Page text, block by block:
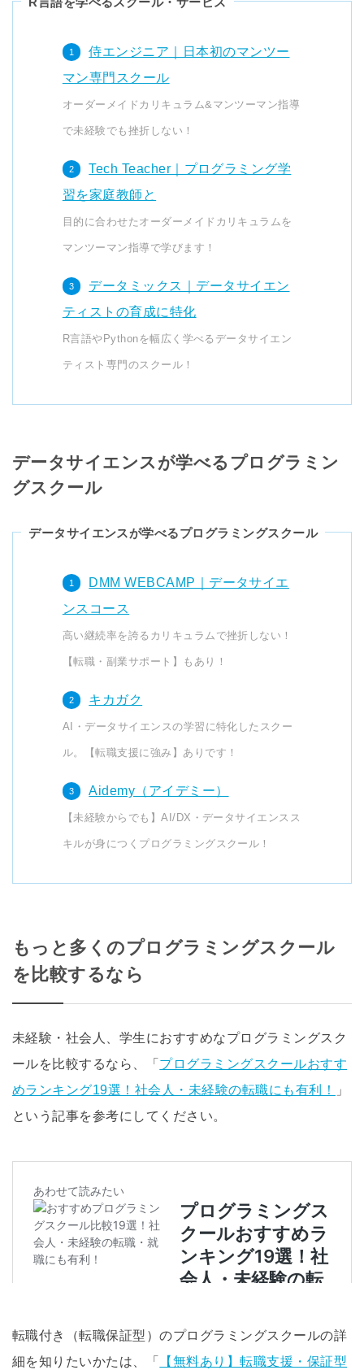
侍エンジニア｜日本初のマンツー
マン専門スクール
オーダーメイドカリキュラム&マンツーマン指導
で未経験でも挫折しない！
Tech Teacher｜プログラミング学
習を家庭教師と
目的に合わせたオーダーメイドカリキュラムを
マンツーマン指導で学びます！
データミックス｜データサイエン
ティストの育成に特化
R言語やPythonを幅広く学べるデータサイエン
ティスト専門のスクール！
データサイエンスが学べるプログラミン
グスクール
データサイエンスが学べるプログラミングスクール
DMM WEBCAMP｜データサイエ
ンスコース
高い継続率を誇るカリキュラムで挫折しない！
【転職・副業サポート】もあり！
キカガク
AI・データサイエンスの学習に特化したスクー
ル。【転職支援に強み】ありです！
Aidemy（アイデミー）
【未経験からでも】AI/DX・データサイエンスス
キルが身につくプログラミングスクール！
もっと多くのプログラミングスクール
を比較するなら
未経験・社会人、学生におすすめなプログラミングスク
ールを比較するなら、「 プログラミングスクールおすす
めランキング19選！社会人・未経験の転職にも有利！
」
という記事を参考にしてください。
転職付き（転職保証型）のプログラミングスクールの詳
細を知りたいかたは、「
【無料あり】転職支援・保証型